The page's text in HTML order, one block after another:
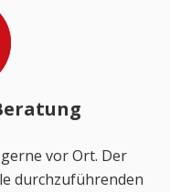
vor Ort. Der
durchzuführenden